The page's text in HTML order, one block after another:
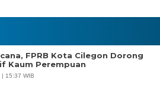
FPRB Kota Cilegon Dorong
Kaum Perempuan
15:37 WIB